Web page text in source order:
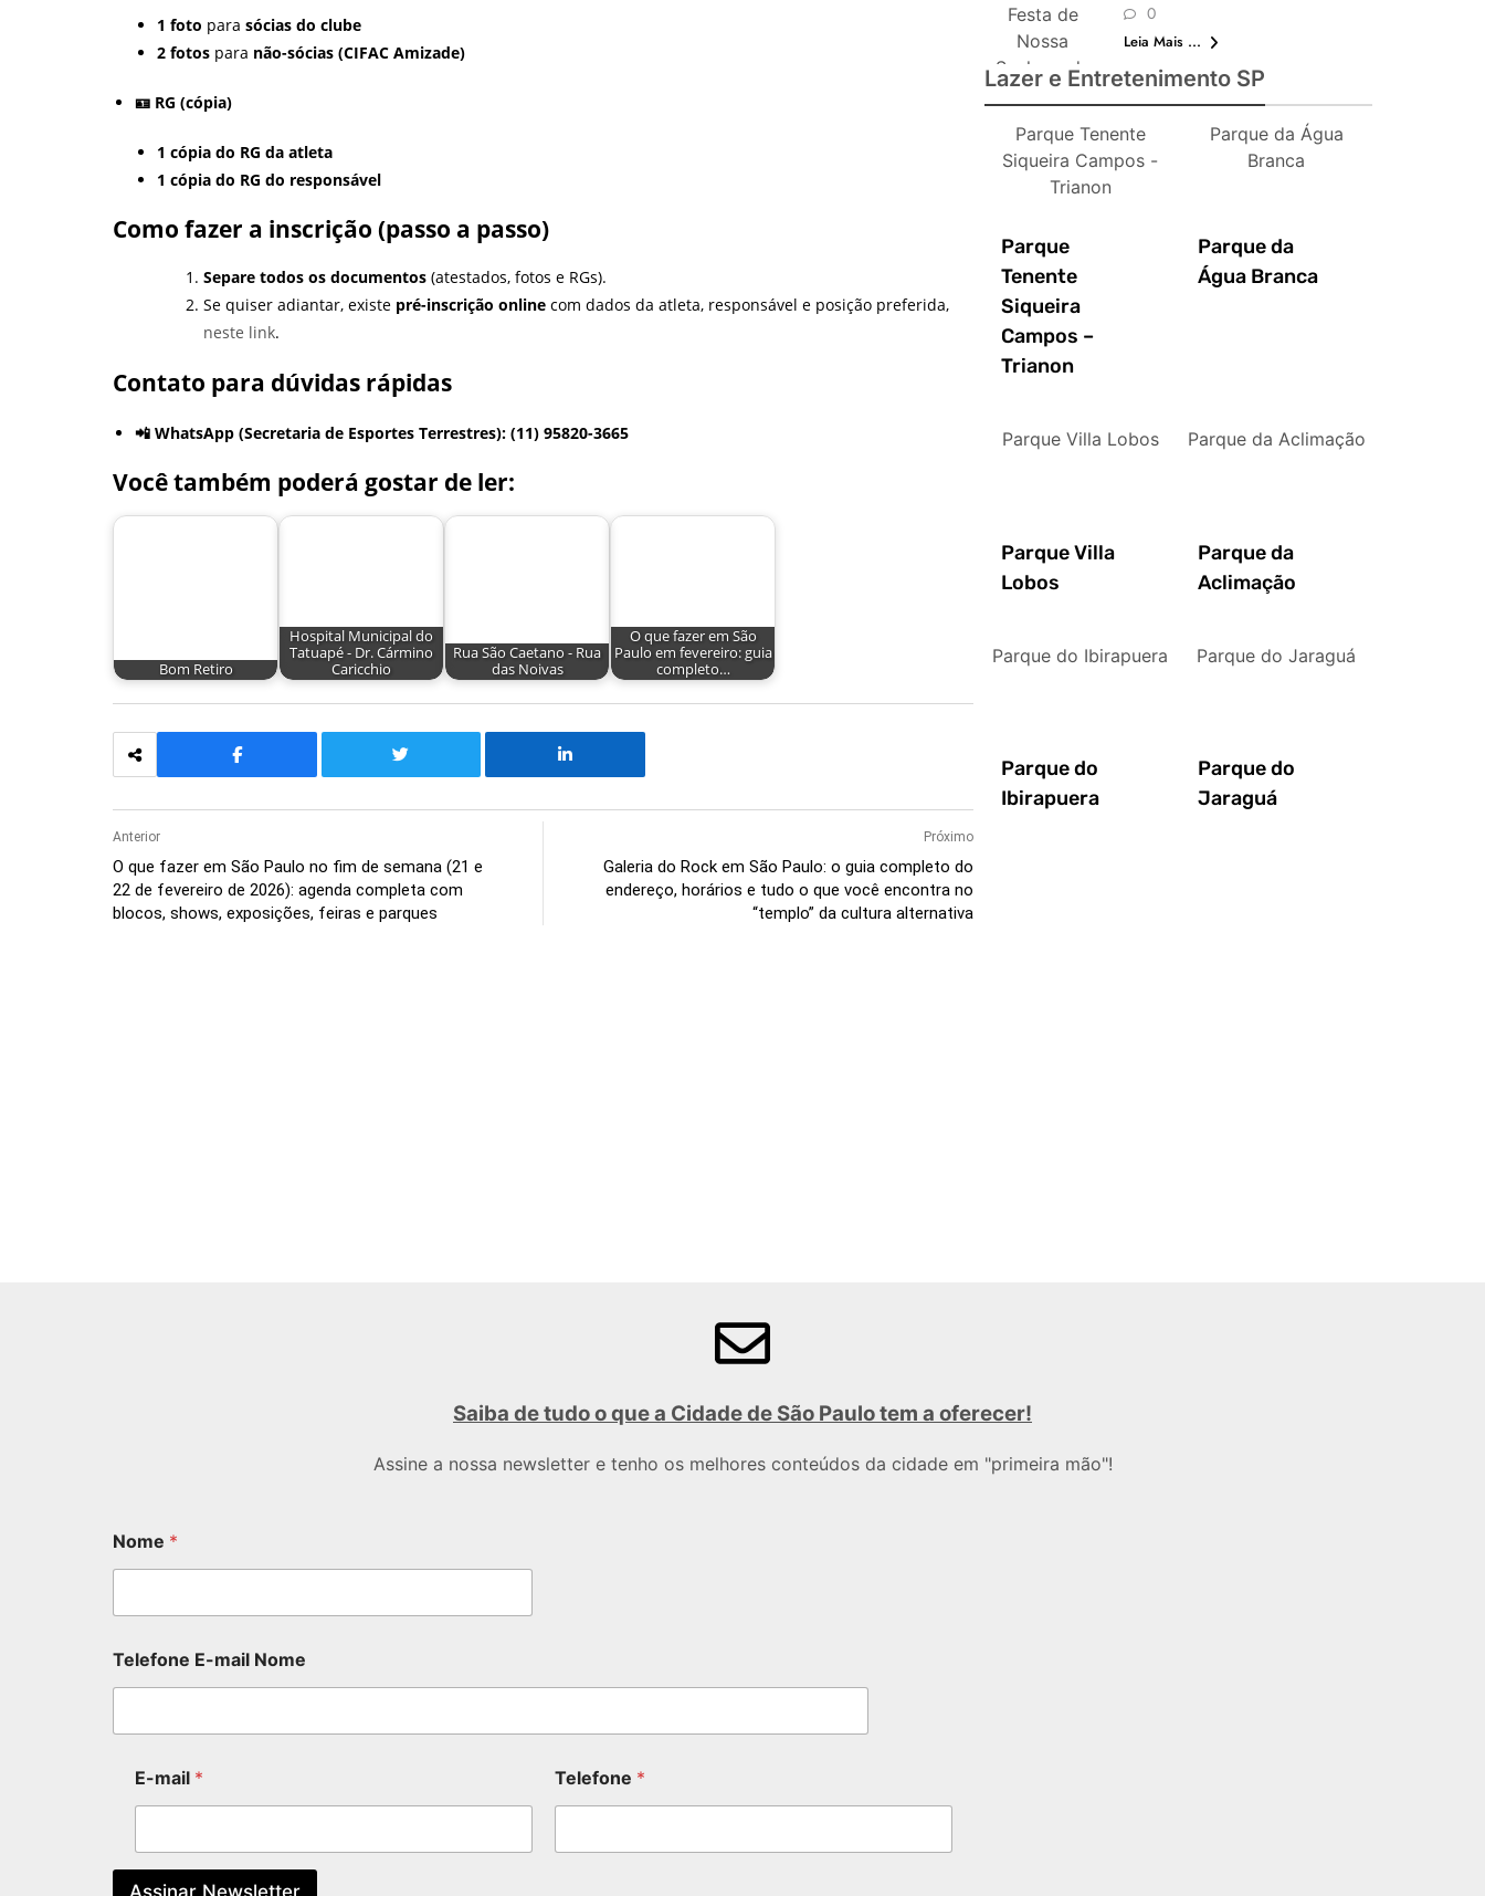
1 foto para sócias do clube
2 fotos para não-sócias (CIFAC Amizade)
🪪 RG (cópia)
1 cópia do RG da atleta
1 cópia do RG do responsável
Como fazer a inscrição (passo a passo)
Separe todos os documentos (atestados, fotos e RGs).
Se quiser adiantar, existe pré-inscrição online com dados da atleta, responsável e posição preferida,
neste link.
Contato para dúvidas rápidas
📲 WhatsApp (Secretaria de Esportes Terrestres): (11) 95820-3665
Você também poderá gostar de ler:
Bom Retiro
Hospital Municipal do
Tatuapé - Dr. Cármino
Caricchio
Rua São Caetano - Rua
das Noivas
O que fazer em São
Paulo em fevereiro: guia
completo…
Anterior
O que fazer em São Paulo no fim de semana (21 e
22 de fevereiro de 2026): agenda completa com
blocos, shows, exposições, feiras e parques
Próximo
Galeria do Rock em São Paulo: o guia completo do
endereço, horários e tudo o que você encontra no
“templo” da cultura alternativa
Festa de
Nossa
Senhora da
Casaluce
0
Leia Mais ...
Lazer e Entretenimento SP
Parque Tenente
Siqueira Campos -
Trianon
Parque
Tenente
Siqueira
Campos –
Trianon
Parque da Água
Branca
Parque da
Água Branca
Parque Villa Lobos
Parque Villa
Lobos
Parque da Aclimação
Parque da
Aclimação
Parque do Ibirapuera
Parque do
Ibirapuera
Parque do Jaraguá
Parque do
Jaraguá
Saiba de tudo o que a Cidade de São Paulo tem a oferecer!
Assine a nossa newsletter e tenho os melhores conteúdos da cidade em "primeira mão"!
Nome *
Telefone E-mail Nome
E-mail * Telefone *